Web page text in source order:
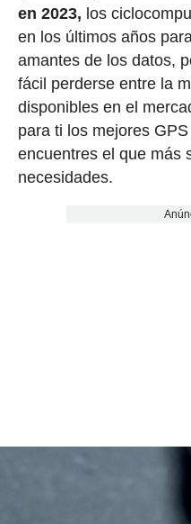
en 2023, los
en los últimos años
amantes de los datos,
fácil perderse entre la
disponibles en el
para ti los mejores
encuentres el que más
necesidades.